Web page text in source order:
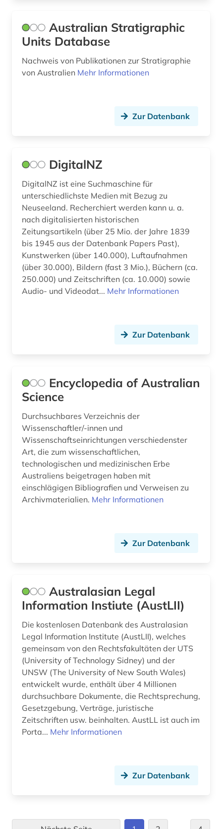
Australian Stratigraphic
Units Database
Nachweis von Publikationen zur Stratigraphie
von Australien Mehr Informationen
Zur Datenbank
DigitalNZ
DigitalNZ ist eine Suchmaschine für
unterschiedlichste Medien mit Bezug zu
Neuseeland. Recherchiert werden kann u. a.
nach digitalisierten historischen
Zeitungsartikeln (über 25 Mio. der Jahre 1839
bis 1945 aus der Datenbank Papers Past),
Kunstwerken (über 140.000), Luftaufnahmen
(über 30.000), Bildern (fast 3 Mio.), Büchern (ca.
250.000) und Zeitschriften (ca. 10.000) sowie
Audio- und Videodat... Mehr Informationen
Zur Datenbank
Encyclopedia of Australian
Science
Durchsuchbares Verzeichnis der
Wissenschaftler/-innen und
Wissenschaftseinrichtungen verschiedenster
Art, die zum wissenschaftlichen,
technologischen und medizinischen Erbe
Australiens beigetragen haben mit
einschlägigen Bibliografien und Verweisen zu
Archivmaterialien. Mehr Informationen
Zur Datenbank
Australasian Legal
Information Instiute (AustLII)
Die kostenlosen Datenbank des Australasian
Legal Information Institute (AustLII), welches
gemeinsam von den Rechtsfakultäten der UTS
(University of Technology Sidney) und der
UNSW (The University of New South Wales)
entwickelt wurde, enthält über 4 Millionen
durchsuchbare Dokumente, die Rechtsprechung,
Gesetzgebung, Verträge, juristische
Zeitschriften usw. beinhalten. AustLL ist auch im
Porta... Mehr Informationen
Zur Datenbank